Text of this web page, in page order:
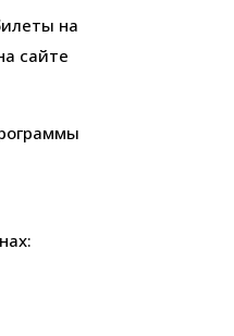
на
сайте